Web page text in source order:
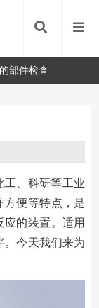
部件检查
工、科研等工业
方便等特点，是
的装置。适用
。今天我们来为